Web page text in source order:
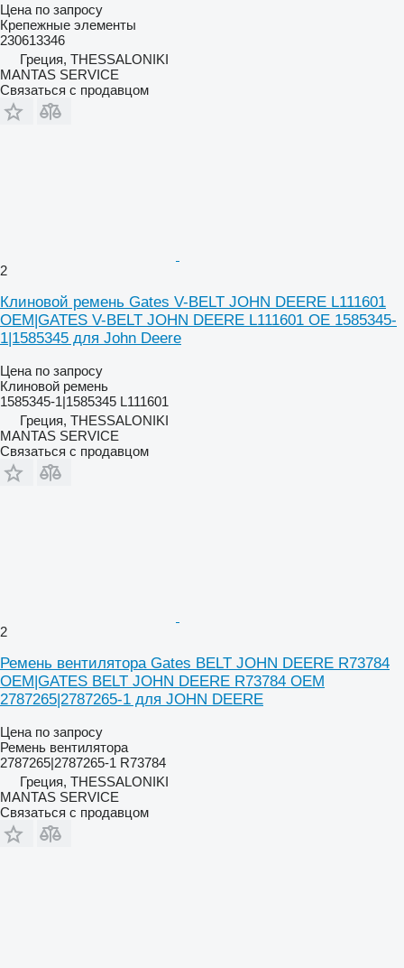
Цена по запросу
Крепежные элементы
230613346
Греция, THESSALONIKI
MANTAS SERVICE
Связаться с продавцом
2
Клиновой ремень Gates V-BELT JOHN DEERE L111601
OEM|GATES V-BELT JOHN DEERE L111601 OE 1585345-
1|1585345 для John Deere
Цена по запросу
Клиновой ремень
1585345-1|1585345 L111601
Греция, THESSALONIKI
MANTAS SERVICE
Связаться с продавцом
2
Ремень вентилятора Gates BELT JOHN DEERE R73784
OEM|GATES BELT JOHN DEERE R73784 OEM
2787265|2787265-1 для JOHN DEERE
Цена по запросу
Ремень вентилятора
2787265|2787265-1 R73784
Греция, THESSALONIKI
MANTAS SERVICE
Связаться с продавцом